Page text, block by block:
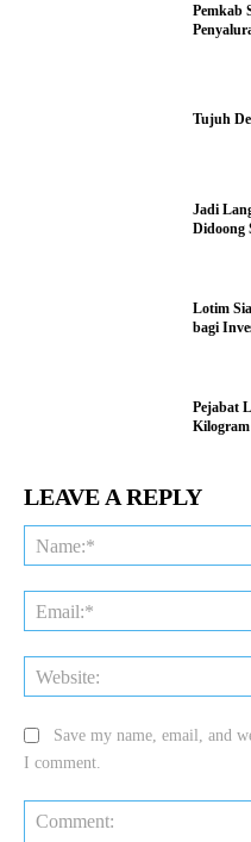
Pemkab
Tujuh
Jadi
Didoong
Lotim
bagi
Pejabat
Kilogram
LEAVE A REPLY
Save my name, email, and
I comment.